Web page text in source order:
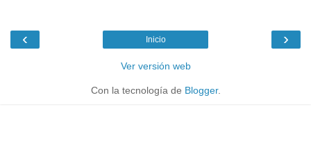
‹ ›
Inicio
Ver versión web
Con la tecnología de Blogger.